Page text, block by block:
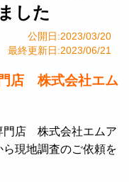
した
公開日:2023/03/20
最終更新日:2023/06/21
店 株式会社エム
門店 株式会社エムア
現地調査のご依頼を